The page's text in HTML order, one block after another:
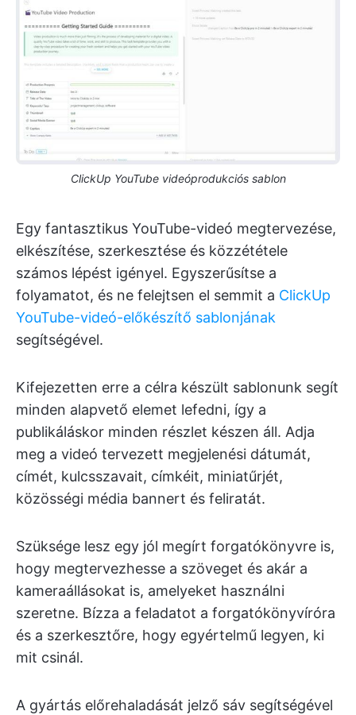
ClickUp YouTube videóprodukciós sablon
Egy fantasztikus YouTube-videó megtervezése,
elkészítése, szerkesztése és közzététele
számos lépést igényel. Egyszerűsítse a
folyamatot, és ne felejtsen el semmit a ClickUp
YouTube-videó-előkészítő sablonjának
segítségével.
Kifejezetten erre a célra készült sablonunk segít
minden alapvető elemet lefedni, így a
publikáláskor minden részlet készen áll. Adja
meg a videó tervezett megjelenési dátumát,
címét, kulcsszavait, címkéit, miniatűrjét,
közösségi média bannert és feliratát.
Szüksége lesz egy jól megírt forgatókönyvre is,
hogy megtervezhesse a szöveget és akár a
kameraállásokat is, amelyeket használni
szeretne. Bízza a feladatot a forgatókönyvíróra
és a szerkesztőre, hogy egyértelmű legyen, ki
mit csinál.
A gyártás előrehaladását jelző sáv segítségével